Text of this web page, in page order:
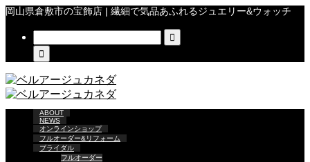
岡山県倉敷市の宝飾店 | 繊細で気品あふれるジュエリー&ウォッチ


ABOUT
NEWS
オンラインショップ
フルオーダー&リフォーム
ブライダル
フルオーダー